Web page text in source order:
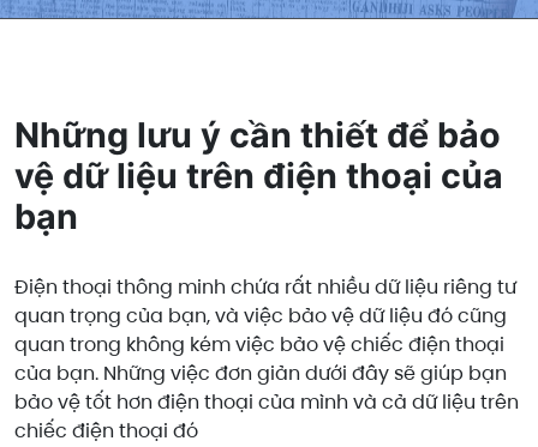
Những lưu ý cần thiết để bảo
vệ dữ liệu trên điện thoại của
bạn
Điện thoại thông minh chứa rất nhiều dữ liệu riêng tư
quan trọng của bạn, và việc bảo vệ dữ liệu đó cũng
quan trong không kém việc bảo vệ chiếc điện thoại
của bạn. Những việc đơn giản dưới đây sẽ giúp bạn
bảo vệ tốt hơn điện thoại của mình và cả dữ liệu trên
chiếc điện thoại đó